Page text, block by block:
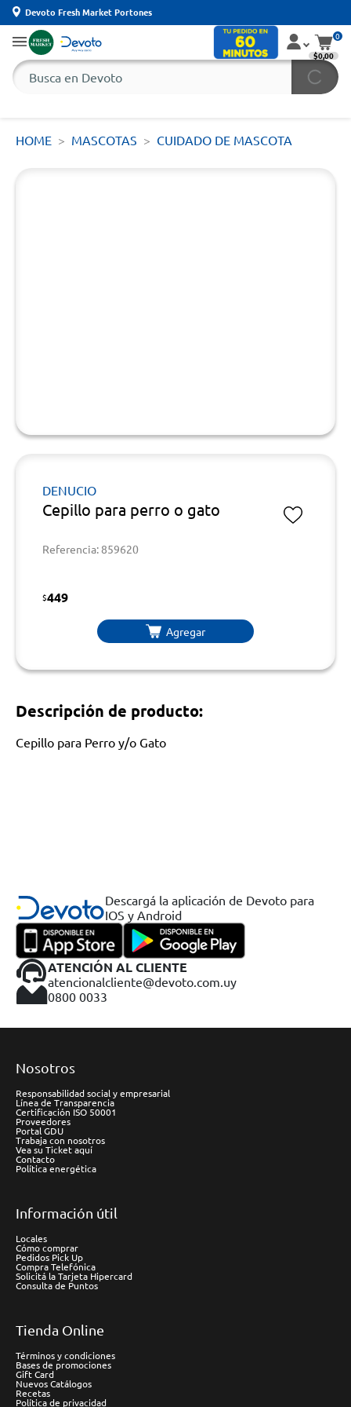
Devoto Fresh Market Portones
0
$0,00
HOME MASCOTAS CUIDADO DE MASCOTA
DENUCIO
Cepillo para perro o gato
Referencia: 859620
$449
Agregar
Descripción de producto:
Cepillo para Perro y/o Gato
Descargá la aplicación de Devoto para
IOS y Android
ATENCIÓN AL CLIENTE
atencionalcliente@devoto.com.uy
0800 0033
Nosotros
Responsabilidad social y empresarial
Línea de Transparencia
Certificación ISO 50001
Proveedores
Portal GDU
Trabaja con nosotros
Vea su Ticket aquí
Contacto
Política energética
Información útil
Locales
Cómo comprar
Pedidos Pick Up
Compra Telefónica
Solicitá la Tarjeta Hipercard
Consulta de Puntos
Tienda Online
Términos y condiciones
Bases de promociones
Gift Card
Nuevos Catálogos
Recetas
Política de privacidad